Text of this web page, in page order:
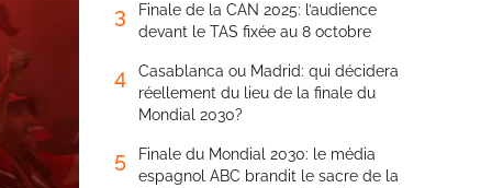
3
Finale de la CAN 2025: l’audience
devant le TAS fixée au 8 octobre
4
Casablanca ou Madrid: qui décidera
réellement du lieu de la finale du
Mondial 2030?
5
Finale du Mondial 2030: le média
espagnol ABC brandit le sacre de la